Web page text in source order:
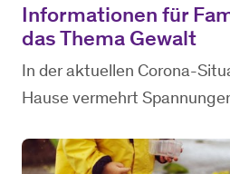
Informationen für
das Thema Gewalt
In der aktuellen Corona-
Hause vermehrt